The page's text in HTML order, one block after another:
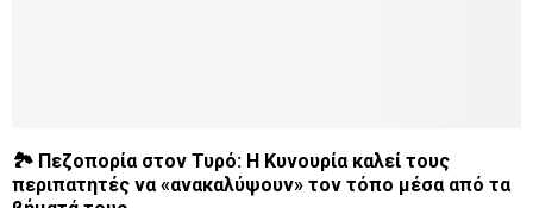
🏞️ Πεζοπορία στον Τυρό: Η Κυνουρία καλεί τους
περιπατητές να «ανακαλύψουν» τον τόπο μέσα από τα